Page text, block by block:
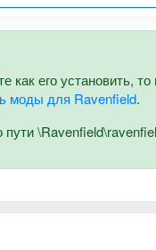
его установить, то
моды для Ravenfield.